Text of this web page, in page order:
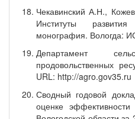
Чекавинский А.Н.,
Институты
монография. Вологда:
Департамент
продовольственных
URL: http://agro.gov35.ru
Сводный годовой
оценке эффективности